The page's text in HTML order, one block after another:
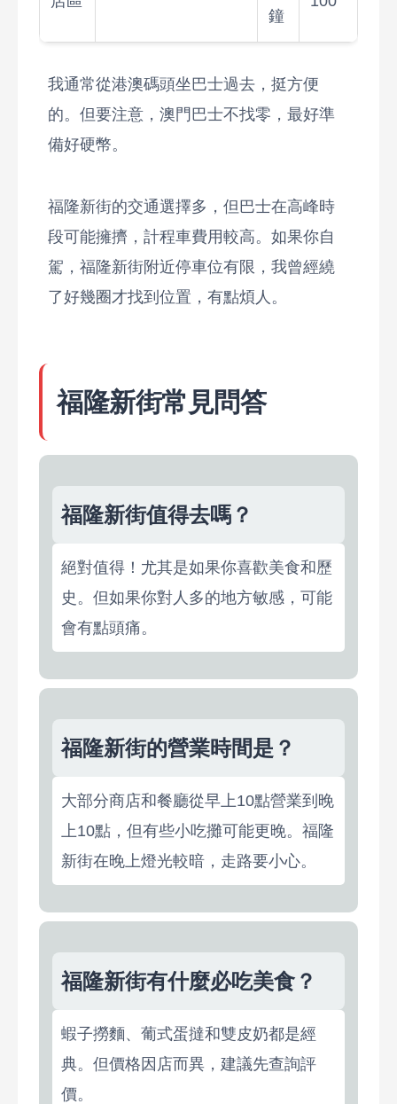
鐘
我通常從港澳碼頭坐巴士過去，挺方便
的。但要注意，澳門巴士不找零，最好準
備好硬幣。
福隆新街的交通選擇多，但巴士在高峰時
段可能擁擠，計程車費用較高。如果你自
駕，福隆新街附近停車位有限，我曾經繞
了好幾圈才找到位置，有點煩人。
福隆新街常見問答
福隆新街值得去嗎？
絕對值得！尤其是如果你喜歡美食和歷
史。但如果你對人多的地方敏感，可能
會有點頭痛。
福隆新街的營業時間是？
大部分商店和餐廳從早上10點營業到晚
上10點，但有些小吃攤可能更晚。福隆
新街在晚上燈光較暗，走路要小心。
福隆新街有什麼必吃美食？
蝦子撈麵、葡式蛋撻和雙皮奶都是經
典。但價格因店而異，建議先查詢評
價。